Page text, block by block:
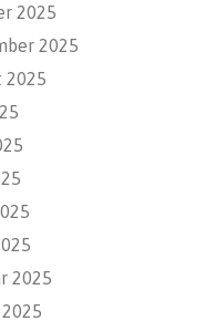
2025
2025
2025
2025
2025